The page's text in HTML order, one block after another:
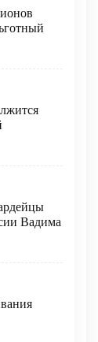
Вадима